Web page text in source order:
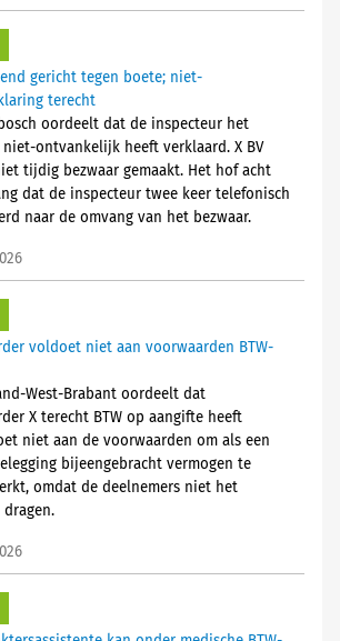
gericht tegen boete; niet-
terecht
oordeelt dat de inspecteur het
niet-ontvankelijk heeft verklaard. X BV
tijdig bezwaar gemaakt. Het hof acht
dat de inspecteur twee keer telefonisch
naar de omvang van het bezwaar.
voldoet niet aan voorwaarden BTW-
West-Brabant oordeelt dat
X terecht BTW op aangifte heeft
niet aan de voorwaarden om als een
bijeengebracht vermogen te
omdat de deelnemers niet het
dragen.